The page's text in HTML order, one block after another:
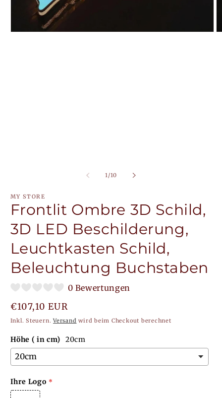
1/von
10
MY STORE
Frontlit Ombre 3D Schild,
3D LED Beschilderung,
Leuchtkasten Schild,
Beleuchtung Buchstaben
0 Bewertungen
Normaler
Preis
€107,10 EUR
Inkl. Steuern.Versand wird beim Checkout berechnet
Höhe ( in cm) 20cm
Ihre Logo